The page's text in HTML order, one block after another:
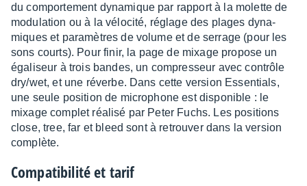
du compor­te­ment dyna­mique par rapport à la molette de
modu­la­tion ou à la vélo­cité, réglage des plages dyna­
miques et para­mètres de volume et de serrage (pour les
sons courts). Pour finir, la page de mixage propose un
égali­seur à trois bandes, un compres­seur avec contrôle
dry/wet, et une réverbe. Dans cette version Essen­tials,
une seule posi­tion de micro­phone est dispo­nible : le
mixage complet réalisé par Peter Fuchs. Les posi­tions
close, tree, far et bleed sont à retrou­ver dans la version
complète.
Compa­ti­bi­lité et tarif